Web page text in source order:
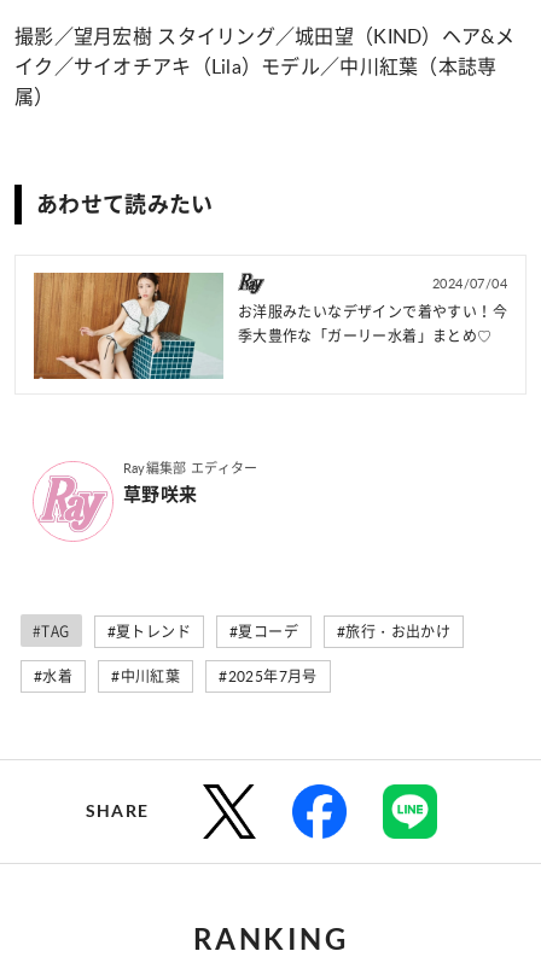
撮影／望月宏樹 スタイリング／城田望（KIND）ヘア&メ
イク／サイオチアキ（Lila）モデル／中川紅葉（本誌専
属）
あわせて読みたい
2024/07/04
お洋服みたいなデザインで着やすい！今
季大豊作な「ガーリー水着」まとめ♡
Ray編集部 エディター
草野咲来
#TAG #夏トレンド #夏コーデ #旅行・お出かけ
#水着 #中川紅葉 #2025年7月号
SHARE
RANKING